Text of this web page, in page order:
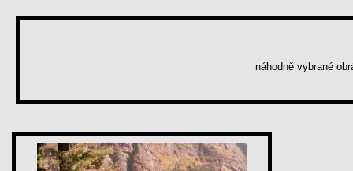
náhodně vybrané